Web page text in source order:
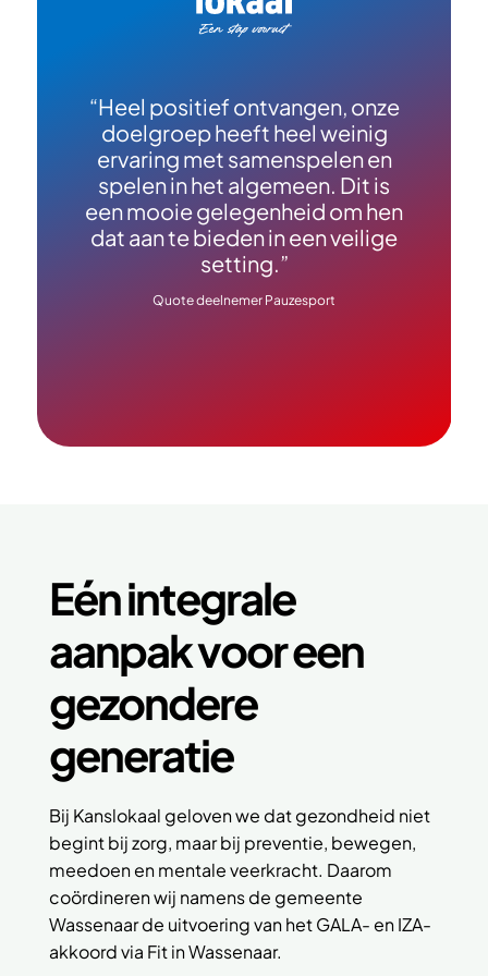
“Heel positief ontvangen, onze
doelgroep heeft heel weinig
ervaring met samenspelen en
spelen in het algemeen. Dit is
een mooie gelegenheid om hen
dat aan te bieden in een veilige
setting.”
Quote deelnemer Pauzesport
Eén integrale
aanpak voor een
gezondere
generatie
Bij Kanslokaal geloven we dat gezondheid niet
begint bij zorg, maar bij preventie, bewegen,
meedoen en mentale veerkracht. Daarom
coördineren wij namens de gemeente
Wassenaar de uitvoering van het GALA- en IZA-
akkoord via Fit in Wassenaar.